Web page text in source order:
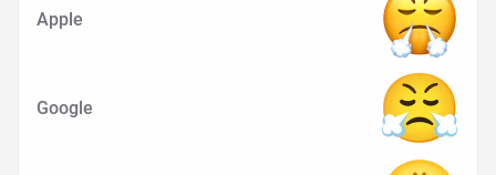
Apple
Google